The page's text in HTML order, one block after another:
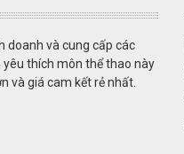
doanh và cung cấp các
thích môn thể thao này
và giá cam kết rẻ nhất.